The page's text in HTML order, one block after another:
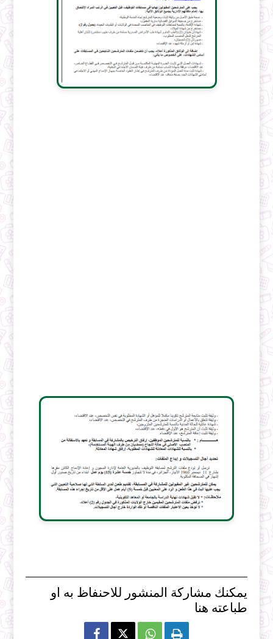
يمكنك مشاركة المنشور للاحنفاظ به او
طباعته هنا
  